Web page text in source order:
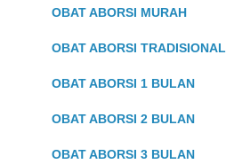
OBAT ABORSI MURAH
OBAT ABORSI TRADISIONAL
OBAT ABORSI 1 BULAN
OBAT ABORSI 2 BULAN
OBAT ABORSI 3 BULAN